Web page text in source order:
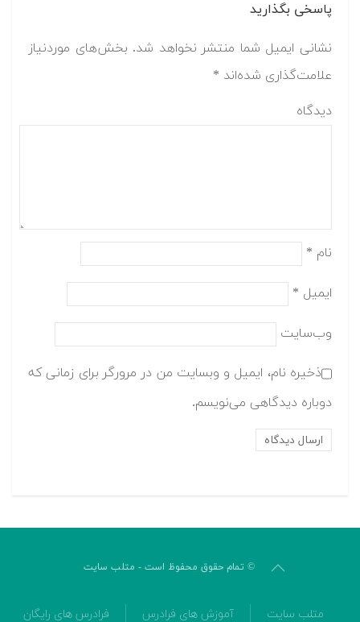
پاسخی بگذارید
نشانی ایمیل شما منتشر نخواهد شد. بخش‌های موردنیاز
علامت‌گذاری شده‌اند *
دیدگاه
نام *
ایمیل *
وب‌سایت
ذخیره نام، ایمیل و وبسایت من در مرورگر برای زمانی که
دوباره دیدگاهی می‌نویسم.
© تمام حقوق محفوظ است - متلب سایت
متلب سایت آموزش های فرادرس فرادرس های رایگان